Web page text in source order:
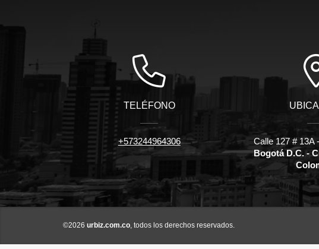
TELÉFONO
+573244964306
Calle 127 # 13A
Bogotá D.C. -
©2026 urbiz.com.co, todos los derechos reservados.